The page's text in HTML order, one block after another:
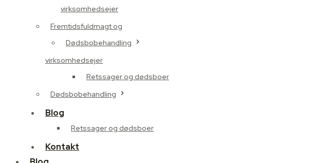
virksomhedsejer
Dødsbobehandling
Retssager og dødsboer
Blog
Kontakt
Fremtidsfuldmagt og
virksomhedsejer
Dødsbobehandling
Retssager og dødsboer